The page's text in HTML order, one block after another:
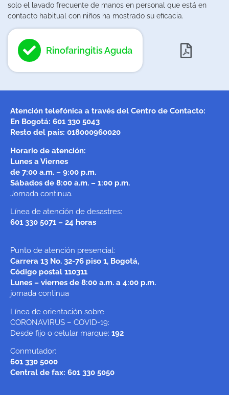
solo el lavado frecuente de manos en personal que está en
contacto habitual con niños ha mostrado su eficacia.
Rinofaringitis Aguda
Atención telefónica a través del Centro de Contacto:
En Bogotá: 601 330 5043
Resto del país: 018000960020
Horario de atención:
Lunes a Viernes
de 7:00 a.m. – 9:00 p.m.
Sábados de 8:00 a.m. – 1:00 p.m.
Jornada continua.
Línea de atención de desastres:
601 330 5071 – 24 horas
Punto de atención presencial:
Carrera 13 No. 32-76 piso 1, Bogotá,
Código postal 110311
Lunes – viernes de 8:00 a.m. a 4:00 p.m.
jornada continua
Línea de orientación sobre
CORONAVIRUS – COVID-19:
Desde fijo o celular marque: 192
Conmutador:
601 330 5000
Central de fax: 601 330 5050